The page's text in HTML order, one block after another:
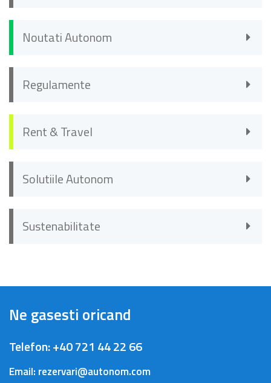
Noutati Autonom
Regulamente
Rent & Travel
Solutiile Autonom
Sustenabilitate
Ne gasesti oricand
Telefon:+40 721 44 22 66
Email: rezervari@autonom.com